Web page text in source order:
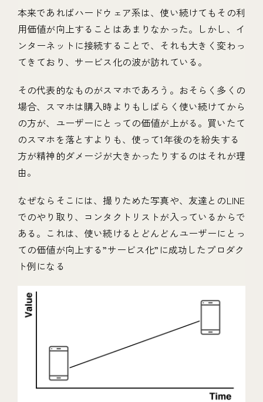
本来であればハードウェア系は、使い続けてもその利
用価値が向上することはあまりなかった。しかし、イ
ンターネットに接続することで、それも大きく変わっ
てきており、サービス化の波が訪れている。
その代表的なものがスマホであろう。おそらく多くの
場合、スマホは購入時よりもしばらく使い続けてから
の方が、ユーザーにとっての価値が上がる。買いたて
のスマホを落とすよりも、使って1年後のを紛失する
方が精神的ダメージが大きかったりするのはそれが理
由。
なぜならそこには、撮りためた写真や、友達とのLINE
でのやり取り、コンタクトリストが入っているからで
ある。これは、使い続けるとどんどんユーザーにとっ
ての価値が向上する”サービス化”に成功したプロダク
ト例になる